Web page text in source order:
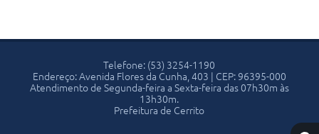
Telefone: (53) 3254-1190
Endereço: Avenida Flores da Cunha, 403 | CEP: 96395-000
Atendimento de Segunda-feira a Sexta-feira das 07h30m às
13h30m.
Prefeitura de Cerrito